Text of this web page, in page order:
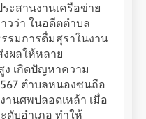
ะสานงานเครือข่าย
วว่า ในอดีตตำบล
มการดื่มสุราในงาน
ผลให้หลาย
ง เกิดปัญหาความ
ตำบลหนองซนถือ
นศพปลอดเหล้า เมื่อ
ดับอำเภอ ทำให้